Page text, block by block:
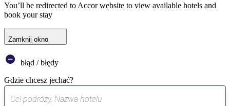
You’ll be redirected to Accor website to view available hotels and
book your stay
Zamknij okno
błąd / błędy
Gdzie chcesz jechać?